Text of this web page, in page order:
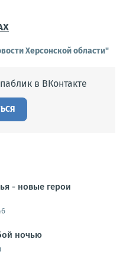
Херсонской области"
в ВКонтакте
- новые герои
ночью